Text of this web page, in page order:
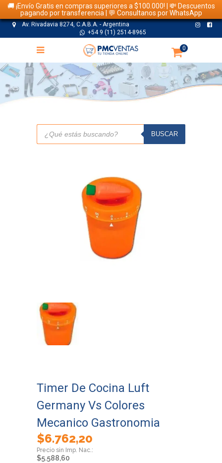
🚚 ¡Envío Gratis en compras superiores a $100.000! | 💸 Descuentos
pagando por transferencia | 💬 Consultanos por WhatsApp
Av. Rivadavia 8274, C.A.B.A. - Argentina
+54 9 (11) 2514-8965
0
TIENDA
Búsqueda
productos
BUSCAR
Timer De Cocina Luft
Germany Vs Colores
Mecanico Gastronomia
$6.762,20
$5.588,60